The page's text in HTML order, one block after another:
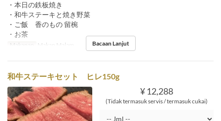
・本日の鉄板焼き
・和牛ステーキと焼き野菜
・ご飯 香のもの 留椀
・お茶
Makanan Makan Malam Bacaan Lanjut
和牛ステーキセット ヒレ150g
¥ 12,288
(Tidak termasuk servis / termasuk cukai)